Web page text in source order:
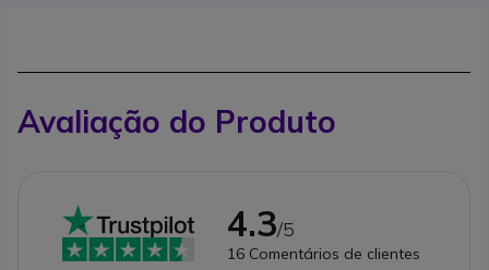
Avaliação do Produto
4.3/5
16 Comentários de clientes